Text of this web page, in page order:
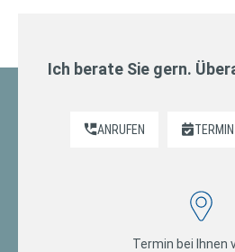
Ich berate Sie gern.
ANRUFEN TERMIN
Termin bei Ihnen